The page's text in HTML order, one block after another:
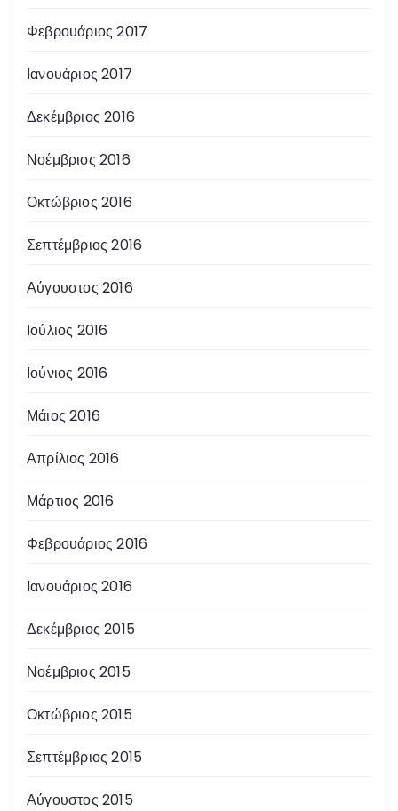
Φεβρουάριος 2017
Ιανουάριος 2017
Δεκέμβριος 2016
Νοέμβριος 2016
Οκτώβριος 2016
Σεπτέμβριος 2016
Αύγουστος 2016
Ιούλιος 2016
Ιούνιος 2016
Μάιος 2016
Απρίλιος 2016
Μάρτιος 2016
Φεβρουάριος 2016
Ιανουάριος 2016
Δεκέμβριος 2015
Νοέμβριος 2015
Οκτώβριος 2015
Σεπτέμβριος 2015
Αύγουστος 2015